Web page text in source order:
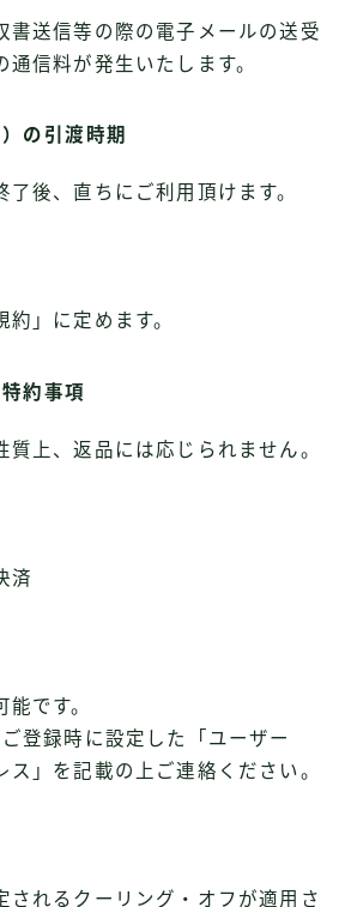
書送信等の際の電子メールの送受
信料が発生いたします。
の引渡時期
了後、直ちにご利用頂けます。
」に定めます。
約事項
質上、返品には応じられません。
済
です。
登録時に設定した「ユーザー
ス」を記載の上ご連絡ください。
されるクーリング・オフが適用さ